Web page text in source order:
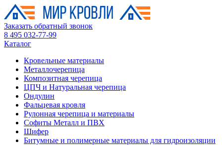
Заказать обратный звонок
8 495 032-77-99
Каталог
Кровельные материалы
Металлочерепица
Композитная черепица
ЦПЧ и Натуральная черепица
Ондулин
Фальцевая кровля
Рулонная черепица и материалы
Софиты Металл и ПВХ
Шифер
Битумные и полимерные материалы для гидроизоляции